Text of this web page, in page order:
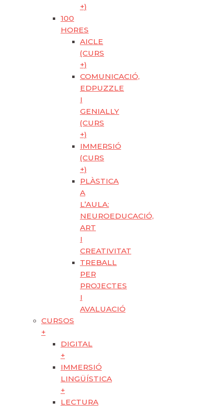
+)
100
HORES
AICLE
(CURS
+)
COMUNICACIÓ,
EDPUZZLE
I
GENIALLY
(CURS
+)
IMMERSIÓ
(CURS
+)
PLÀSTICA
A
L’AULA:
NEUROEDUCACIÓ,
ART
I
CREATIVITAT
TREBALL
PER
PROJECTES
I
AVALUACIÓ
CURSOS
+
DIGITAL
+
IMMERSIÓ
LINGÜÍSTICA
+
LECTURA